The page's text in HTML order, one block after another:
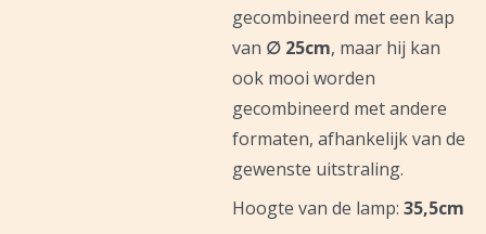
gecombineerd met een kap
van ∅ 25cm, maar hij kan
ook mooi worden
gecombineerd met andere
formaten, afhankelijk van de
gewenste uitstraling.
Hoogte van de lamp: 35,5cm